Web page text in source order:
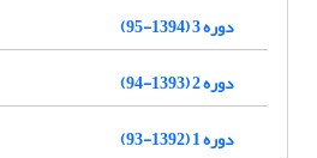
دوره 3 (1394-95)
دوره 2 (1393-94)
دوره 1 (1392-93)